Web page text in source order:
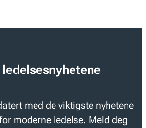
ledelsesnyhetene
med de viktigste nyhetene
moderne ledelse. Meld deg